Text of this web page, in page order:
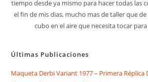
tiempo desde ya mismo para hacer todas las
el fin de mis dias, mucho mas de taller que
cubo en el aire que necesita tocar
Últimas Publicaciones
Maqueta Derbi Variant 1977 – Primera Réplica